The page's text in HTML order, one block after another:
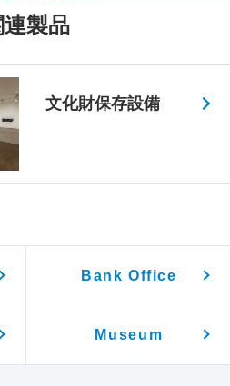
連製品
文化財保存設備
Bank Office
Museum